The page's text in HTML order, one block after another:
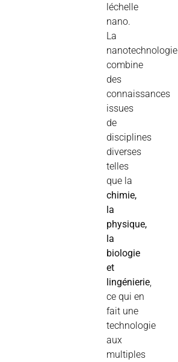
léchelle
nano.
La
nanotechnologie
combine
des
connaissances
issues
de
disciplines
diverses
telles
que la
chimie,
la
physique,
la
biologie
et
lingénierie
ce qui en
fait une
technologie
aux
multiples